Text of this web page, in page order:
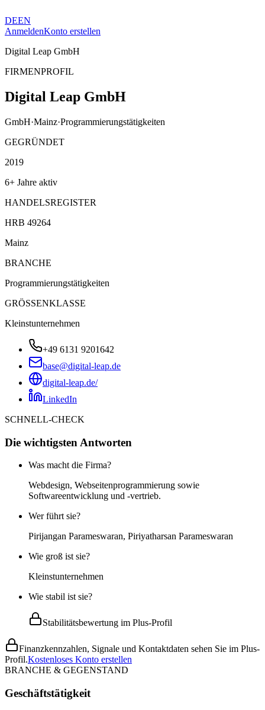
DEEN
AnmeldenKonto erstellen
Digital Leap GmbH
FIRMENPROFIL
Digital Leap GmbH
GmbH·Mainz·Programmierungstätigkeiten
GEGRÜNDET
2019
6+ Jahre aktiv
HANDELSREGISTER
HRB 49264
Mainz
BRANCHE
Programmierungstätigkeiten
GRÖSSENKLASSE
Kleinstunternehmen
+49 6131 9201642
base@digital-leap.de
digital-leap.de/
LinkedIn
SCHNELL-CHECK
Die wichtigsten Antworten
Was macht die Firma?
Webdesign, Webseitenprogrammierung sowie
Softwareentwicklung und -vertrieb.
Wer führt sie?
Pirijangan Parameswaran, Piriyatharsan Parameswaran
Wie groß ist sie?
Kleinstunternehmen
Wie stabil ist sie?
Stabilitätsbewertung im Plus-Profil
Finanzkennzahlen, Signale und Kontaktdaten sehen Sie im Plus-
Profil.Kostenloses Konto erstellen
BRANCHE & GEGENSTAND
Geschäftstätigkeit